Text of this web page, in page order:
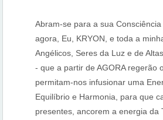
Abram-se para a sua Consciência
agora, Eu, KRYON, e toda a
Angélicos, Seres da Luz e de
- que a partir de AGORA regerão
permitam-nos infusionar uma
Equilíbrio e Harmonia, para que
presentes, ancorem a energia da